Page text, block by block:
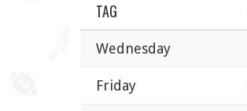
TAG
Wednesday
Friday